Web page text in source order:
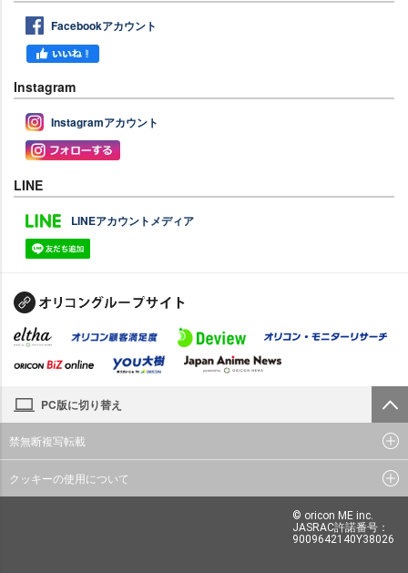
Facebookアカウント
Instagram
Instagramアカウント
LINE
LINEアカウントメディア
PC版に切り替え
禁無断複写転載
クッキーの使用について
© oricon ME inc.
JASRAC許諾番号：
9009642140Y38026